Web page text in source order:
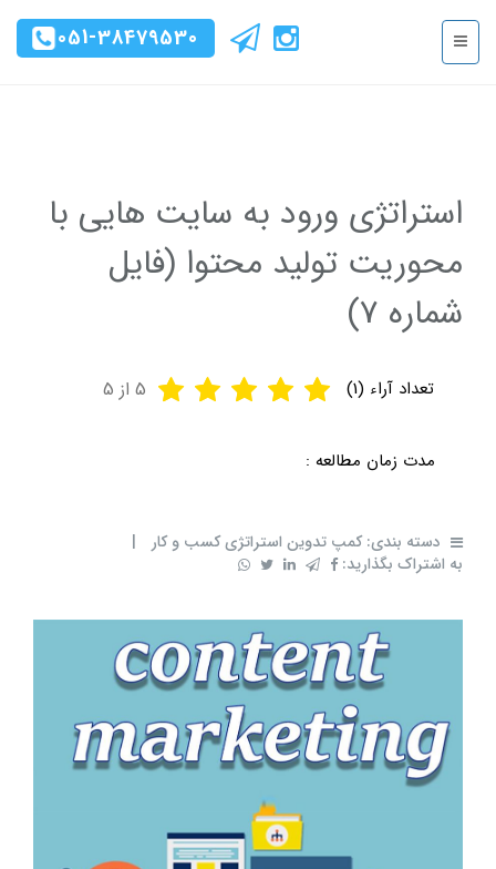
051-38479530
استراتژی ورود به سایت هایی با
محوریت تولید محتوا (فایل
شماره 7)
تعداد آراء (1
)
5 از 5
مدت زمان مطالعه :
دسته بندی:کمپ تدوین استراتژی کسب و کار
|
به اشتراک بگذارید: